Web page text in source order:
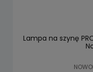
Lampa na szynę